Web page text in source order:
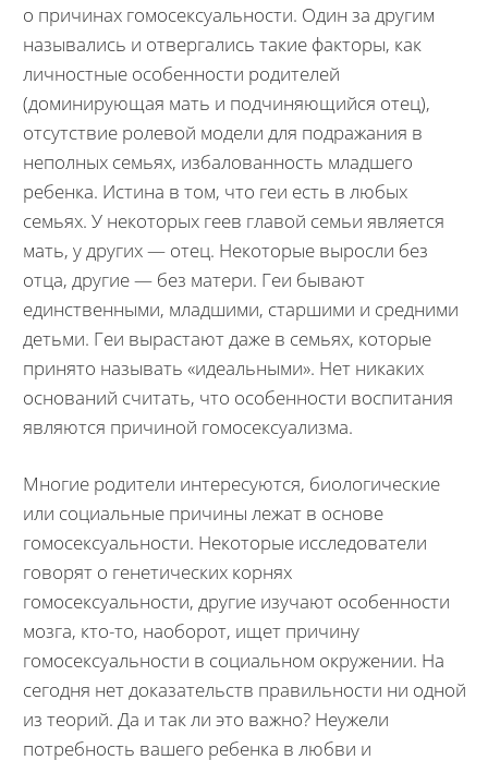
о причинах гомосексуальности. Один за другим
назывались и отвергались такие факторы, как
личностные особенности родителей
(доминирующая мать и подчиняющийся отец),
отсутствие ролевой модели для подражания в
неполных семьях, избалованность младшего
ребенка. Истина в том, что геи есть в любых
семьях. У некоторых геев главой семьи является
мать, у других — отец. Некоторые выросли без
отца, другие — без матери. Геи бывают
единственными, младшими, старшими и средними
детьми. Геи вырастают даже в семьях, которые
принято называть «идеальными». Нет никаких
оснований считать, что особенности воспитания
являются причиной гомосексуализма.
Многие родители интересуются, биологические
или социальные причины лежат в основе
гомосексуальности. Некоторые исследователи
говорят о генетических корнях
гомосексуальности, другие изучают особенности
мозга, кто-то, наоборот, ищет причину
гомосексуальности в социальном окружении. На
сегодня нет доказательств правильности ни одной
из теорий. Да и так ли это важно? Неужели
потребность вашего ребенка в любви и